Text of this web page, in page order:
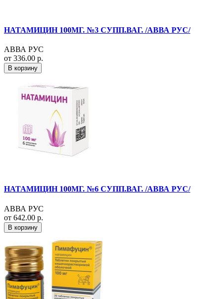
НАТАМИЦИН 100МГ. №3 СУПП.ВАГ. /АВВА РУС/
АВВА РУС
от 336.00 р.
В корзину
НАТАМИЦИН 100МГ. №6 СУПП.ВАГ. /АВВА РУС/
АВВА РУС
от 642.00 р.
В корзину